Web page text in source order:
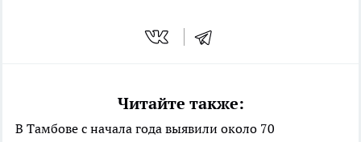
Читайте также:
В Тамбове с начала года выявили около 70